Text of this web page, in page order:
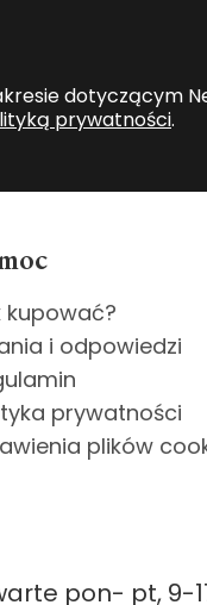
dotyczącym
prywatności.
kupować?
i odpowiedzi
prywatności
plików
pon- pt, 9-